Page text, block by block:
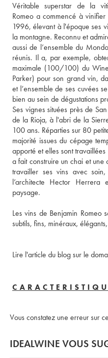
Véritable superstar de la
Romeo a commencé à
1996, élevant à l'époque ses
la montagne. Reconnu et
aussi de l’ensemble du
réunis. Il a, par exemple,
maximale (100/100) du
Parker) pour son grand vin,
et l’ensemble de ses cuvées
bien au sein de dégustations
Ses vignes situées près de
de la Rioja, à l'abri de la
100 ans. Réparties sur 80
majorité issues du cépage
apporté et elles sont
a fait construire un chai et une
travailler ses vins avec
l’architecte Hector Herrera
paysage.
Les vins de Benjamin
subtils, fins, minéraux,
Lire l'article du blog sur le
Vous constatez une erreur sur
IDEALWINE VOUS